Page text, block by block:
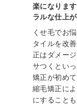
楽になりま
ラルな仕上
くせ毛でお
タイルを改
正はダメー
サつくとい
矯正が初め
縮毛矯正に
にすること